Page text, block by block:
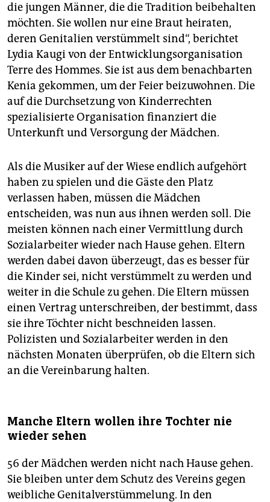
die jungen Männer, die die Tradition beibehalten
möchten. Sie wollen nur eine Braut heiraten,
deren Genitalien verstümmelt sind“, berichtet
Lydia Kaugi von der Entwicklungsorganisation
Terre des Hommes. Sie ist aus dem benachbarten
Kenia gekommen, um der Feier beizuwohnen. Die
auf die Durchsetzung von Kinderrechten
spezialisierte Organisation finanziert die
Unterkunft und Versorgung der Mädchen.
Als die Musiker auf der Wiese endlich aufgehört
haben zu spielen und die Gäste den Platz
verlassen haben, müssen die Mädchen
entscheiden, was nun aus ihnen werden soll. Die
meisten können nach einer Vermittlung durch
Sozialarbeiter wieder nach Hause gehen. Eltern
werden dabei davon überzeugt, das es besser für
die Kinder sei, nicht verstümmelt zu werden und
weiter in die Schule zu gehen. Die Eltern müssen
einen Vertrag unterschreiben, der bestimmt, dass
sie ihre Töchter nicht beschneiden lassen.
Polizisten und Sozial­arbeiter werden in den
nächsten Monaten überprüfen, ob die Eltern sich
an die Vereinbarung halten.
Manche Eltern wollen ihre Tochter nie
wieder sehen
56 der Mädchen werden nicht nach Hause ­gehen.
Sie bleiben unter dem Schutz des Vereins gegen
weibliche Genitalverstümmelung. In den